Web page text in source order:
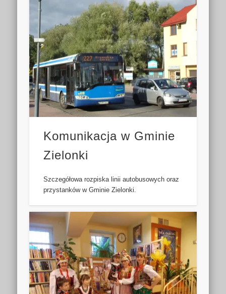
Komunikacja w Gminie
Zielonki
Szczegółowa rozpiska linii autobusowych oraz
przystanków w Gminie Zielonki.